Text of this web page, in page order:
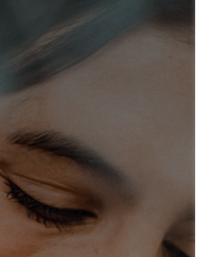
Immobilienfinanzierung
Betriebliche
Kapitalanlage Immobilien
Altersvorsorge
Gewerbliche
Podcast